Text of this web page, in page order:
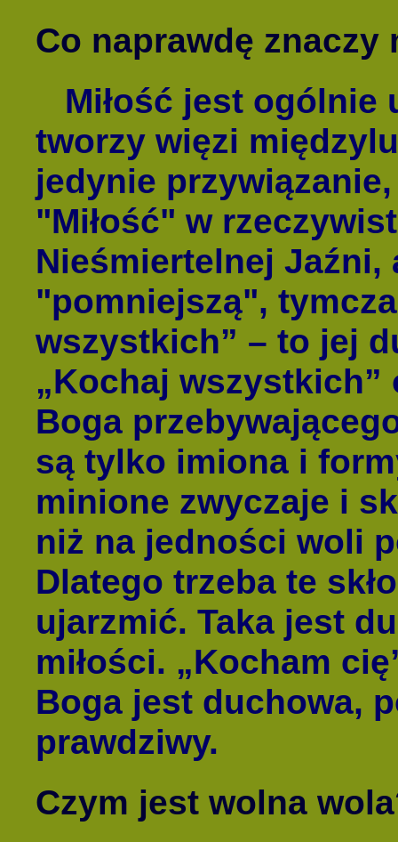
Co naprawdę znaczy
Miłość jest ogólnie
tworzy więzi
jedynie
"Miłość" w
Nieśmiertelnej Jaźni,
"pomniejszą",
wszystkich” – to jej
„Kochaj wszystkich”
Boga
są tylko imiona i
minione zwyczaje i
niż na jedności woli
Dlatego trzeba te
ujarzmić. Taka jest
miłości. „Kocham
Boga jest duchowa,
prawdziwy.
Czym jest wolna